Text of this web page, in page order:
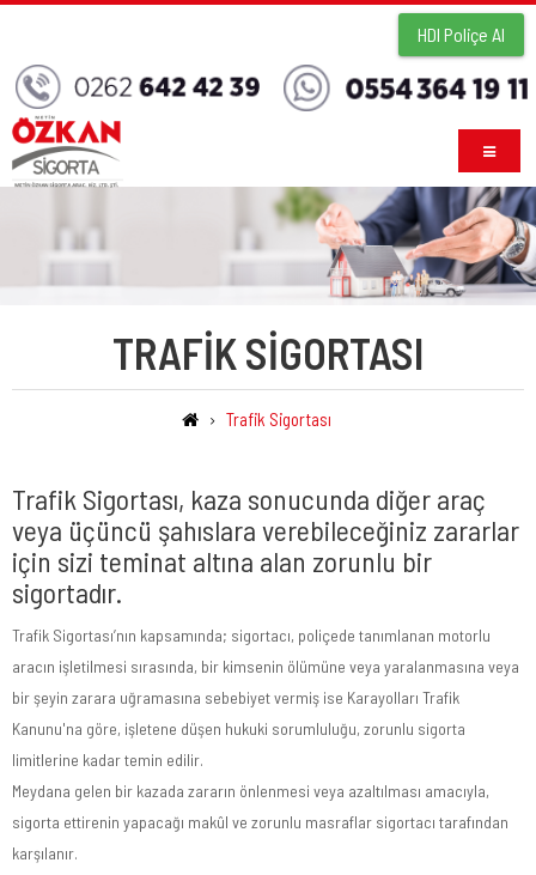
HDI Poliçe Al
TRAFIK SIGORTASI
Trafik Sigortası
Trafik Sigortası, kaza sonucunda diğer araç
veya üçüncü şahıslara verebileceğiniz zararlar
için sizi teminat altına alan zorunlu bir
sigortadır.
Trafik Sigortası’nın kapsamında; sigortacı, poliçede tanımlanan motorlu
aracın işletilmesi sırasında, bir kimsenin ölümüne veya yaralanmasına veya
bir şeyin zarara uğramasına sebebiyet vermiş ise Karayolları Trafik
Kanunu'na göre, işletene düşen hukuki sorumluluğu, zorunlu sigorta
limitlerine kadar temin edilir.
Meydana gelen bir kazada zararın önlenmesi veya azaltılması amacıyla,
sigorta ettirenin yapacağı makûl ve zorunlu masraflar sigortacı tarafından
karşılanır.